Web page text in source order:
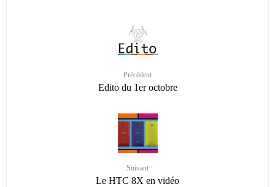
Précédent
Edito du 1er octobre
Suivant
Le HTC 8X en vidéo